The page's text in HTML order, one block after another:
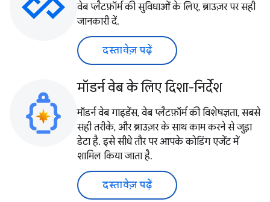
वेब प्लैटफ़ॉर्म की सुविधाओं के लिए, ब्राउज़र पर सही
जानकारी दें.
दस्तावेज़ पढ़ें
मॉडर्न वेब के लिए दिशा-निर्देश
मॉडर्न वेब गाइडेंस, वेब प्लैटफ़ॉर्म की विशेषज्ञता, सबसे
सही तरीके, और ब्राउज़र के साथ काम करने से जुड़ा
डेटा है. इसे सीधे तौर पर आपके कोडिंग एजेंट में
शामिल किया जाता है.
दस्तावेज़ पढ़ें